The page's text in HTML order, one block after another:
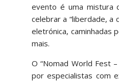
evento é uma mistura
celebrar a “liberdade, a
eletrónica, caminhadas
mais.
O “Nomad World Fest
por especialistas com